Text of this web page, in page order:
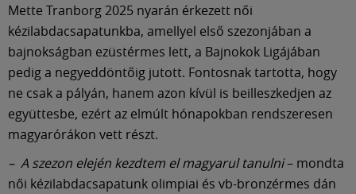
Mette Tranborg 2025 nyarán érkezett női
kézilabdacsapatunkba, amellyel első szezonjában a
bajnokságban ezüstérmes lett, a Bajnokok Ligájában
pedig a negyeddöntőig jutott. Fontosnak tartotta, hogy
ne csak a pályán, hanem azon kívül is beilleszkedjen az
együttesbe, ezért az elmúlt hónapokban rendszeresen
magyarórákon vett részt.
– A szezon elején kezdtem el magyarul tanulni– mondta
női kézilabdacsapatunk olimpiai és vb-bronzérmes dán
Shop
Közösség
Múzeum
English